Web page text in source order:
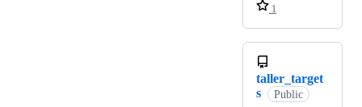
1
taller_target
s
Public